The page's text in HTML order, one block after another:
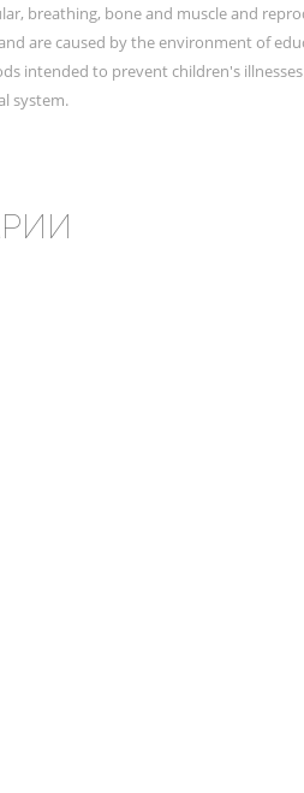
breathing, bone and muscle and
are caused by the environment of
intended to prevent children's
system.